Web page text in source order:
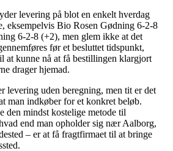
levering på blot en enkelt hverdag
eksempelvis Bio Rosen Gødning 6-2-8
6-2-8 (+2), men glem ikke at det
før et besluttet tidspunkt,
at kunne nå at få bestillingen klargjort
drager hjemad.
levering uden beregning, men tit er det
man indkøber for et konkret beløb.
den mindst kostelige metode til
end man opholder sig nær Aalborg,
– er at få fragtfirmaet til at bringe